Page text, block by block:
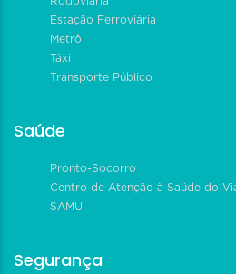
Estação Ferroviária
Metrô
Táxi
Transporte Público
Saúde
Pronto-Socorro
Centro de Atenção à Saúde do
SAMU
Segurança